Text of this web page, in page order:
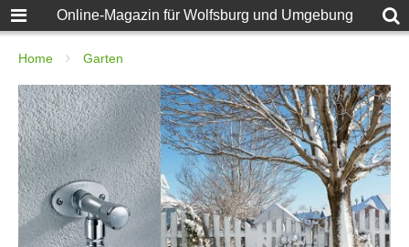
Online-Magazin für Wolfsburg und Umgebung
Home Garten